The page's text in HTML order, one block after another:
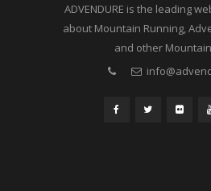
ADVENDURE is the leading
about Mountain Running,
and other